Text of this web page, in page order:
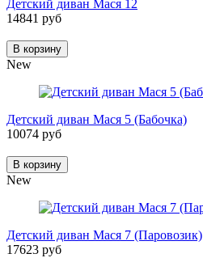
Детский диван Мася 12
14841 руб
В корзину
New
Детский диван Мася 5 (Бабочка)
10074 руб
В корзину
New
Детский диван Мася 7 (Паровозик)
17623 руб